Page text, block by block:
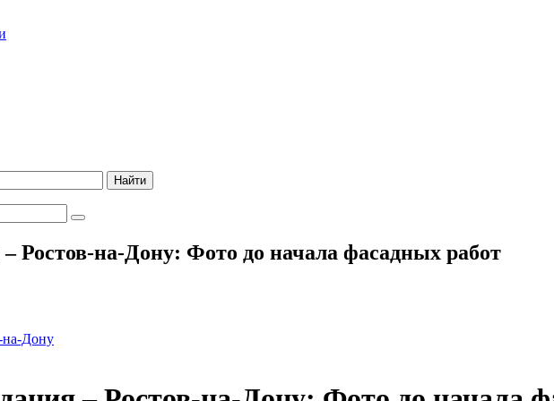
Найти
Ростов-на-Дону: Фото до начала фасадных работ
на-Дону